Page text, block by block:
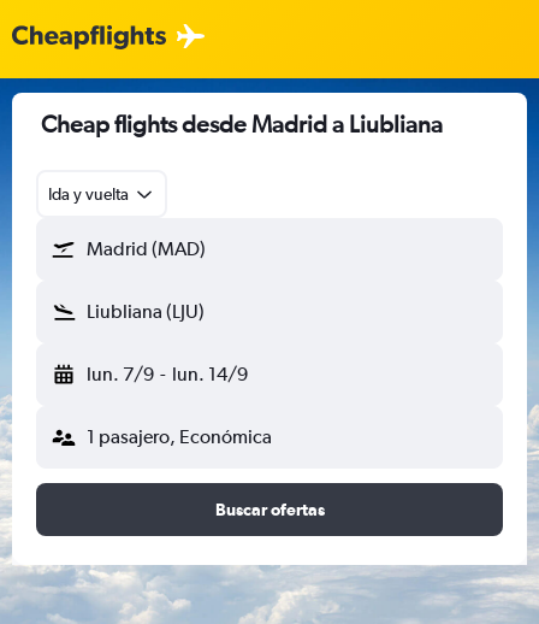
Cheap flights desde Madrid a Liubliana
Ida y vuelta
Madrid (MAD)
Liubliana (LJU)
lun. 7/9 - lun. 14/9
1 pasajero, Económica
Buscar ofertas